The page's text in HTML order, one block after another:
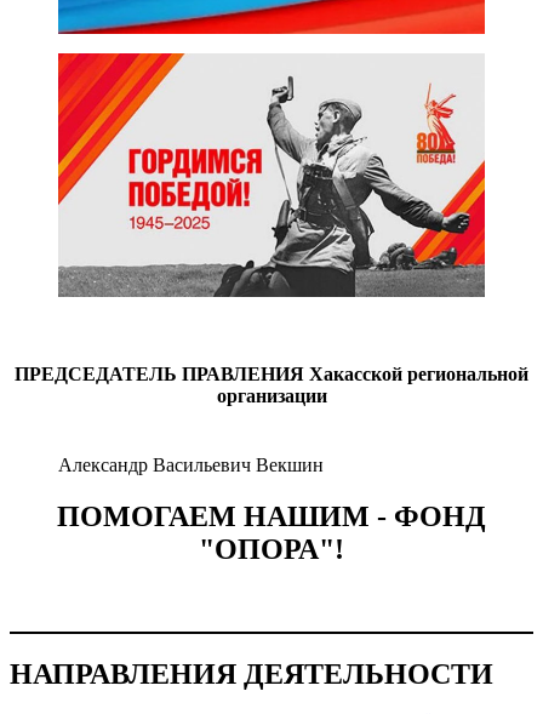
ПРЕДСЕДАТЕЛЬ ПРАВЛЕНИЯ Хакасской региональной
организации
Александр Васильевич Векшин
ПОМОГАЕМ НАШИМ - ФОНД
"ОПОРА"!
НАПРАВЛЕНИЯ ДЕЯТЕЛЬНОСТИ